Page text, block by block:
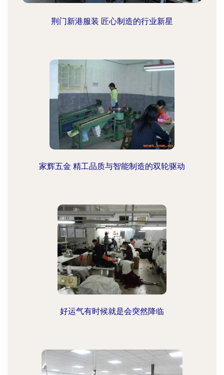
荆门新港服装 匠心制造的行业新星
家辉五金 精工品质与智能制造的双轮驱动
好运气有时候就是会突然降临